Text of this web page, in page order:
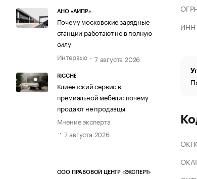
АНО «АИПР»
Почему московские зарядные
станции работают не в полную
силу
Интервью
7 августа 2026
RICCHE
Клиентский сервис в
премиальной мебели: почему
продают не продавцы
Мнение эксперта
7 августа 2026
ООО ПРАВОВОЙ ЦЕНТР «ЭКСПЕРТ»
ИНН